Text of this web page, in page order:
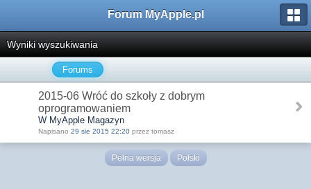
Forum MyApple.pl
Wyniki wyszukiwania
Forums
2015-06 Wróć do szkoły z dobrym
oprogramowaniem
W MyApple Magazyn
Napisano 29 sie 2015 22:20 przez tomasz
Pełna wersja Polski